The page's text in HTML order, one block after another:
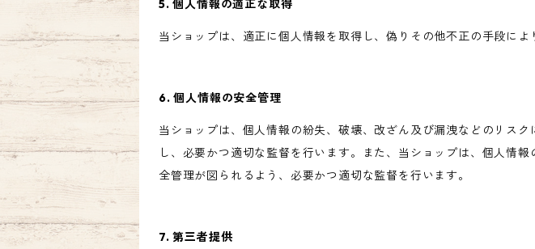
5. 個人情報の適正な取得
当ショップは、適正に個人情報を取得し、偽りその他不正の手段によ
6. 個人情報の安全管理
当ショップは、個人情報の紛失、破壊、改ざん及び漏洩などのリス
し、必要かつ適切な監督を行います。また、当ショップは、個人情
全管理が図られるよう、必要かつ適切な監督を行います。
7. 第三者提供